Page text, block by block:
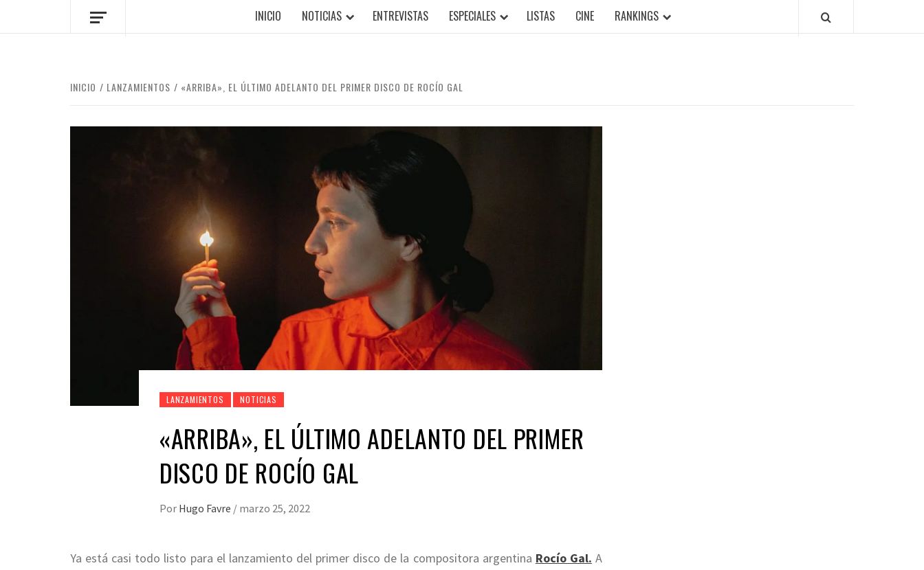
INICIO NOTICIAS ENTREVISTAS ESPECIALES LISTAS CINE RANKINGS
INICIO LANZAMIENTOS «ARRIBA», EL ÚLTIMO ADELANTO DEL PRIMER DISCO DE ROCÍO GAL
LANZAMIENTOS NOTICIAS
«ARRIBA», EL ÚLTIMO ADELANTO DEL PRIMER
DISCO DE ROCÍO GAL
Por Hugo Favre / marzo 25, 2022
Ya está casi todo listo para el lanzamiento del primer disco de la compositora argentina Rocío Gal. A